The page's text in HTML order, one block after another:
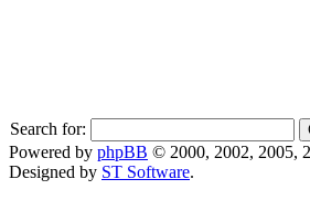
Search for:
Powered by phpBB © 2000, 2002, 2005,
Designed by ST Software.